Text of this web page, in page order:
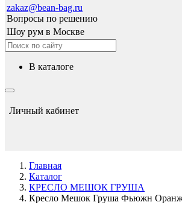
zakaz@bean-bag.ru
Вопросы по решению
Шоу рум в Москве
в каталоге
Личный кабинет
Главная
Каталог
КРЕСЛО МЕШОК ГРУША
Кресло Мешок Груша Фьюжн